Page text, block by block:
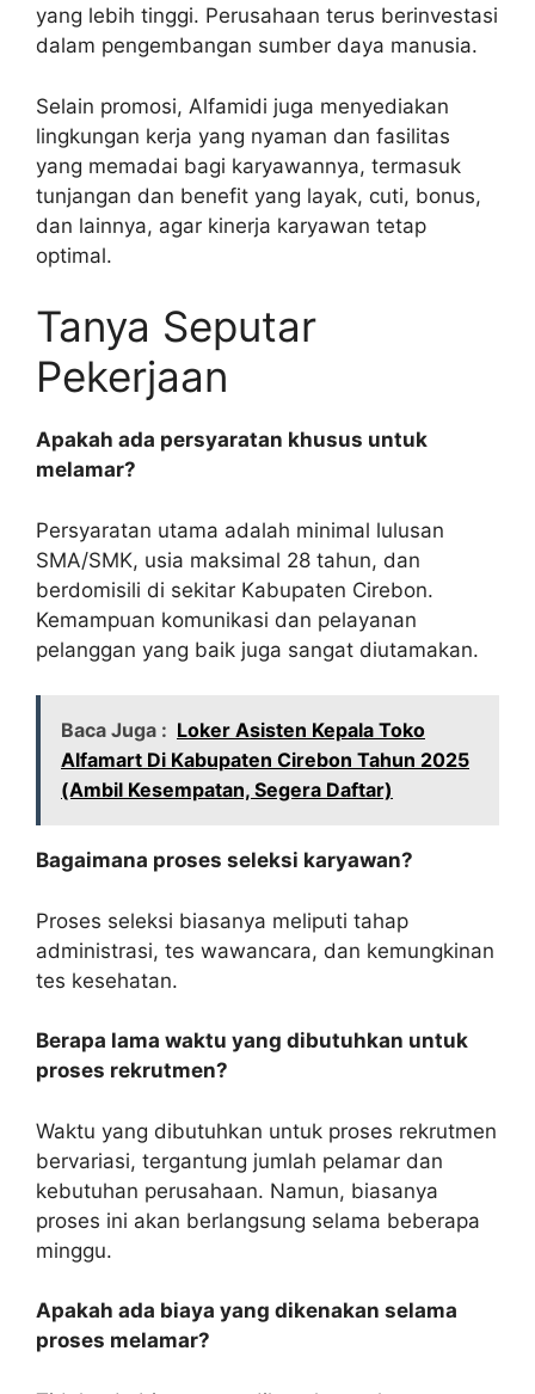
yang lebih tinggi. Perusahaan terus berinvestasi
dalam pengembangan sumber daya manusia.
Selain promosi, Alfamidi juga menyediakan
lingkungan kerja yang nyaman dan fasilitas
yang memadai bagi karyawannya, termasuk
tunjangan dan benefit yang layak, cuti, bonus,
dan lainnya, agar kinerja karyawan tetap
optimal.
Tanya Seputar
Pekerjaan
Apakah ada persyaratan khusus untuk
melamar?
Persyaratan utama adalah minimal lulusan
SMA/SMK, usia maksimal 28 tahun, dan
berdomisili di sekitar Kabupaten Cirebon.
Kemampuan komunikasi dan pelayanan
pelanggan yang baik juga sangat diutamakan.
Baca Juga : Loker Asisten Kepala Toko
Alfamart Di Kabupaten Cirebon Tahun 2025
(Ambil Kesempatan, Segera Daftar)
Bagaimana proses seleksi karyawan?
Proses seleksi biasanya meliputi tahap
administrasi, tes wawancara, dan kemungkinan
tes kesehatan.
Berapa lama waktu yang dibutuhkan untuk
proses rekrutmen?
Waktu yang dibutuhkan untuk proses rekrutmen
bervariasi, tergantung jumlah pelamar dan
kebutuhan perusahaan. Namun, biasanya
proses ini akan berlangsung selama beberapa
minggu.
Apakah ada biaya yang dikenakan selama
proses melamar?